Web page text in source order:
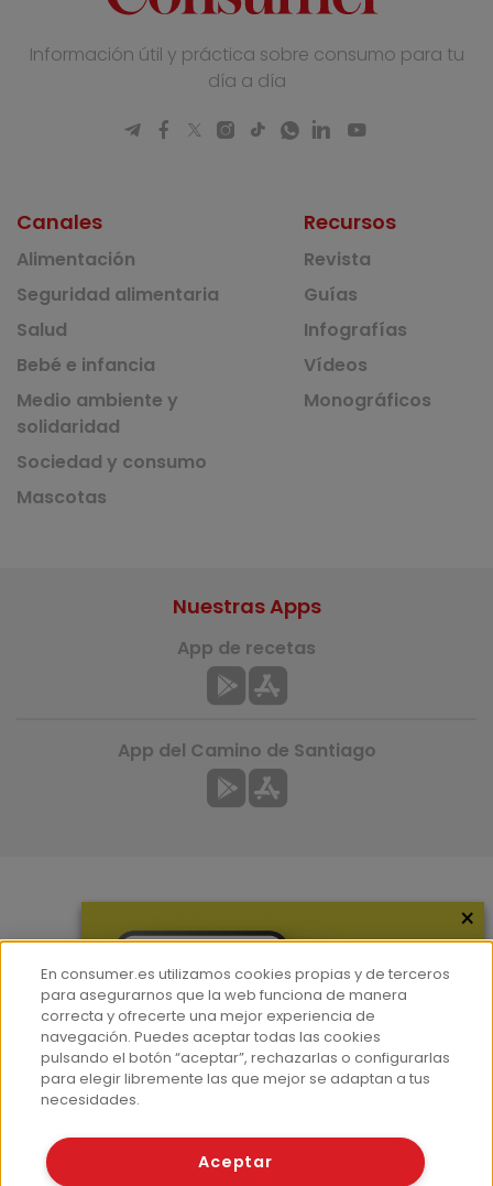
Información útil y práctica sobre consumo para tu
día a día
Canales
Alimentación
Seguridad alimentaria
Salud
Bebé e infancia
Medio ambiente y
solidaridad
Sociedad y consumo
Mascotas
Recursos
Revista
Guías
Infografías
Vídeos
Monográficos
Hemeroteca
Contacto
Prensa
Corpus Lingüístico Consumer
Nuestras Apps
App de recetas
App del Camino de Santiago
© Fundación EROSKI
×
En consumer.es utilizamos cookies propias y de terceros
para asegurarnos que la web funciona de manera
correcta y ofrecerte una mejor experiencia de
navegación. Puedes aceptar todas las cookies
pulsando el botón “aceptar”, rechazarlas o configurarlas
para elegir libremente las que mejor se adaptan a tus
necesidades.
Aceptar